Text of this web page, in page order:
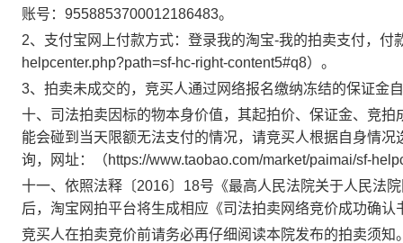
账号： 9558853700012186483。
2、支付宝网上付款方式：登录我的淘宝-我的拍卖支付，付
helpcenter.php?path=sf-hc-right-content5#q8）。
3、拍卖未成交的，竞买人通过网络报名缴纳冻结的保证金
十、司法拍卖因标的物本身价值，其起拍价、保证金、竞
能会碰到当天限额无法支付的情况，请竞买人根据自身情
询，网址：（https://www.taobao.com/market/paimai/sf-
十一、 依照法释〔2016〕 18号《最高人民法院关于人民法
后，淘宝网拍平台将生成相应《司法拍卖网络竞价成功确
竞买人在拍卖竞价前请务必再仔细阅读本院发布的拍卖须知